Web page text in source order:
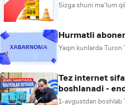
Sizga shuni ma’lum
Xizmatlarni imkon
barcha z
Hurmatli
Yaqin kunlarda Turon
tushunarli va foydali
Hozirgi bosqichd
Tez internet
boshlanadi -
1-avgustdan boshlab